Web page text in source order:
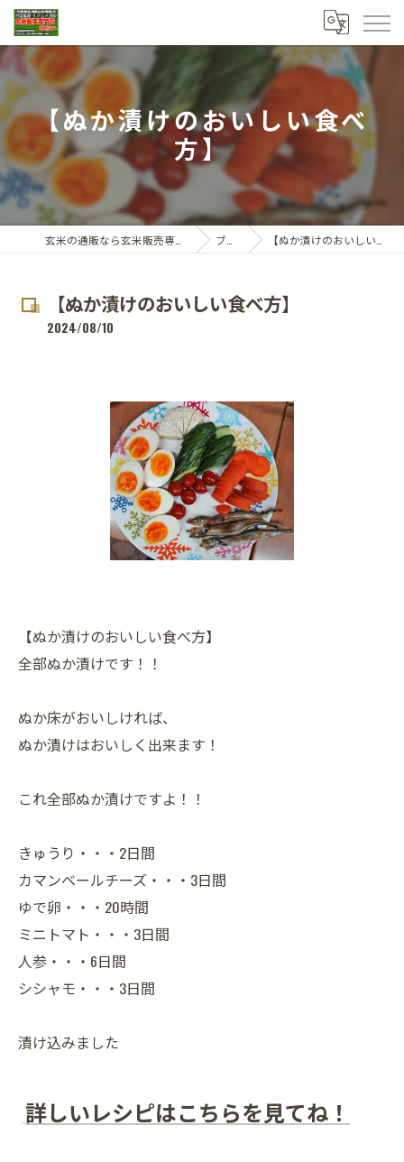
【ぬか漬けのおいしい食べ
方】
ブログ 【ぬか漬けのおいしい食べ方】
【ぬか漬けのおいしい食べ方】
2024/08/10
【ぬか漬けのおいしい食べ方】
全部ぬか漬けです！！
ぬか床がおいしければ、
ぬか漬けはおいしく出来ます！
これ全部ぬか漬けですよ！！
きゅうり・・・2日間
カマンベールチーズ・・・3日間
ゆで卵・・・20時間
ミニトマト・・・3日間
人参・・・6日間
シシャモ・・・3日間
漬け込みました
詳しいレシピはこちらを見てね！